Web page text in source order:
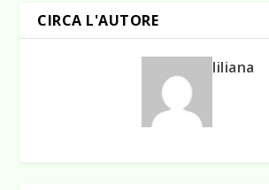
CIRCA L'AUTORE
liliana